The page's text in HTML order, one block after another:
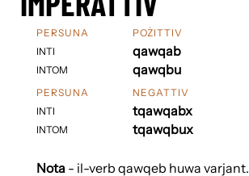
PERSUNA
INTI
INTOM
POŻITTIV
qawqab
qawqbu
PERSUNA
INTI
INTOM
NEGATTIV
tqawqabx
tqawqbux
Nota- il-verb qawqeb huwa varjant.